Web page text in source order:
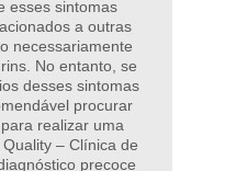
esses sintomas
a outras
necessariamente
No entanto, se
desses sintomas
procurar
realizar uma
– Clínica de
precoce